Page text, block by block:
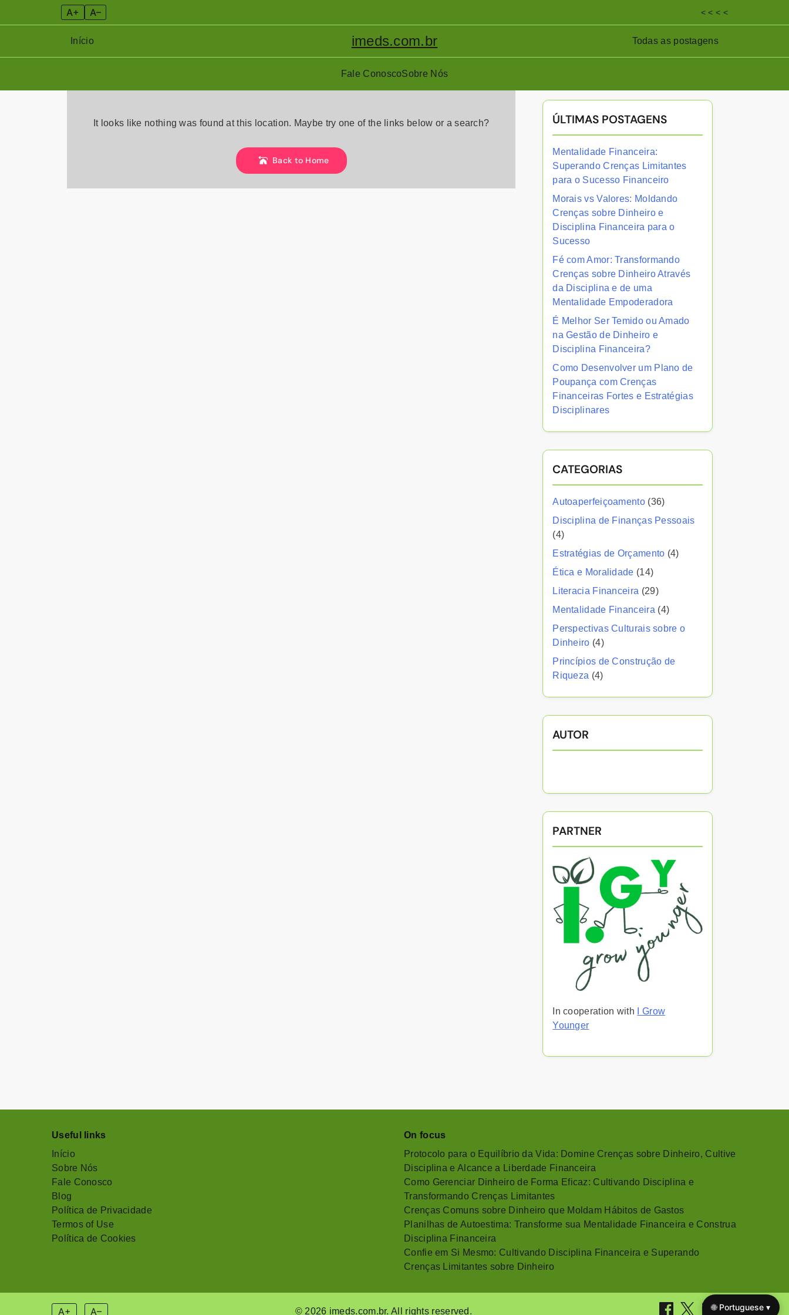
A+ A– < < < <
Início imeds.com.br Todas as postagens
Fale ConoscoSobre Nós
It looks like nothing was found at this location. Maybe try one of the links below or a search?
Back to Home
ÚLTIMAS POSTAGENS
Mentalidade Financeira:
Superando Crenças Limitantes
para o Sucesso Financeiro
Morais vs Valores: Moldando
Crenças sobre Dinheiro e
Disciplina Financeira para o
Sucesso
Fé com Amor: Transformando
Crenças sobre Dinheiro Através
da Disciplina e de uma
Mentalidade Empoderadora
É Melhor Ser Temido ou Amado
na Gestão de Dinheiro e
Disciplina Financeira?
Como Desenvolver um Plano de
Poupança com Crenças
Financeiras Fortes e Estratégias
Disciplinares
CATEGORIAS
Autoaperfeiçoamento (36)
Disciplina de Finanças Pessoais
(4)
Estratégias de Orçamento (4)
Ética e Moralidade (14)
Literacia Financeira (29)
Mentalidade Financeira (4)
Perspectivas Culturais sobre o
Dinheiro (4)
Princípios de Construção de
Riqueza (4)
AUTOR
PARTNER
In cooperation with
I Grow
Younger
Useful links
Início
Sobre Nós
Fale Conosco
Blog
Política de Privacidade
Termos of Use
Política de Cookies
On focus
Protocolo para o Equilíbrio da Vida: Domine Crenças sobre Dinheiro, Cultive
Disciplina e Alcance a Liberdade Financeira
Como Gerenciar Dinheiro de Forma Eficaz: Cultivando Disciplina e
Transformando Crenças Limitantes
Crenças Comuns sobre Dinheiro que Moldam Hábitos de Gastos
Planilhas de Autoestima: Transforme sua Mentalidade Financeira e Construa
Disciplina Financeira
Confie em Si Mesmo: Cultivando Disciplina Financeira e Superando
Crenças Limitantes sobre Dinheiro
A+ A– © 2026 imeds.com.br. All rights reserved. 🌐 Portuguese ▾